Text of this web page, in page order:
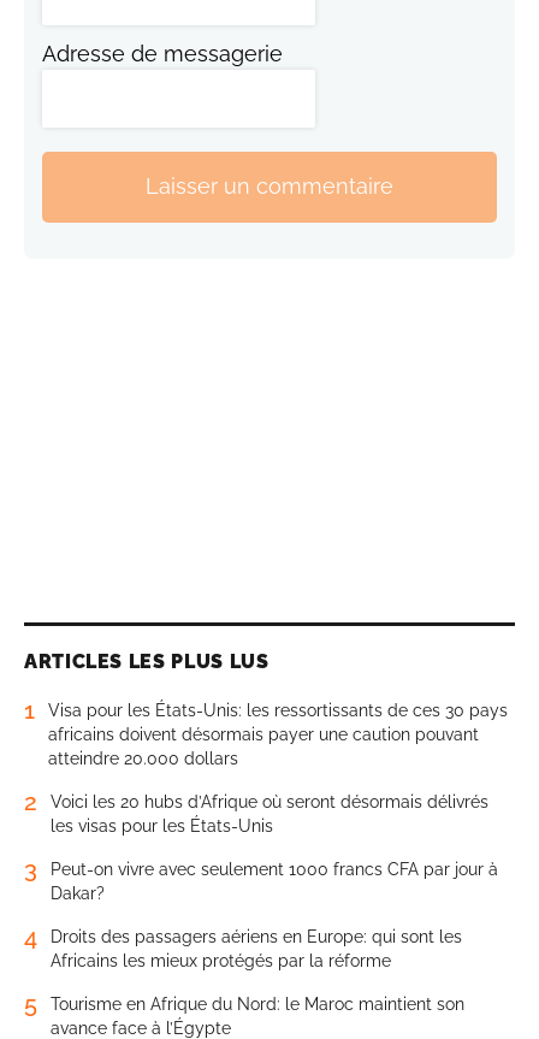
Adresse de messagerie
Laisser un commentaire
ARTICLES LES PLUS LUS
1
Visa pour les États-Unis: les ressortissants de ces 30 pays
africains doivent désormais payer une caution pouvant
atteindre 20.000 dollars
2
Voici les 20 hubs d’Afrique où seront désormais délivrés
les visas pour les États-Unis
3
Peut-on vivre avec seulement 1000 francs CFA par jour à
Dakar?
4
Droits des passagers aériens en Europe: qui sont les
Africains les mieux protégés par la réforme
5
Tourisme en Afrique du Nord: le Maroc maintient son
avance face à l’Égypte